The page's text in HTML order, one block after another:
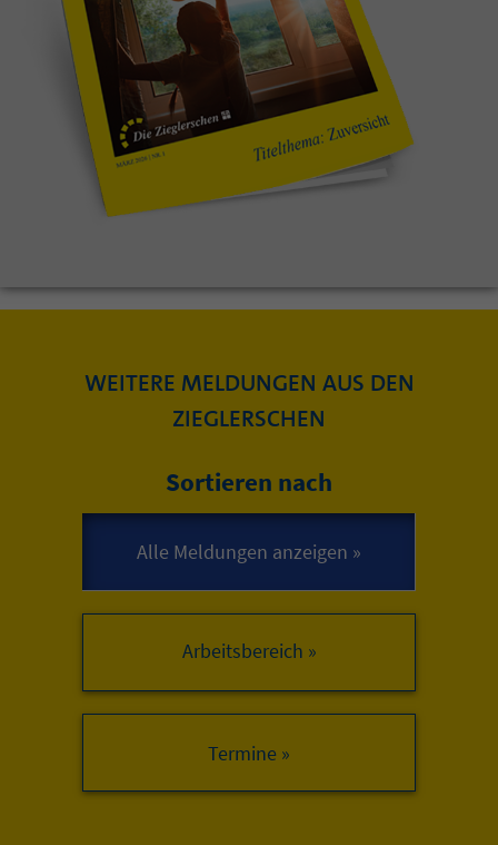
WEITERE MELDUNGEN AUS DEN
ZIEGLERSCHEN
Sortieren nach
Arbeitsbereich »